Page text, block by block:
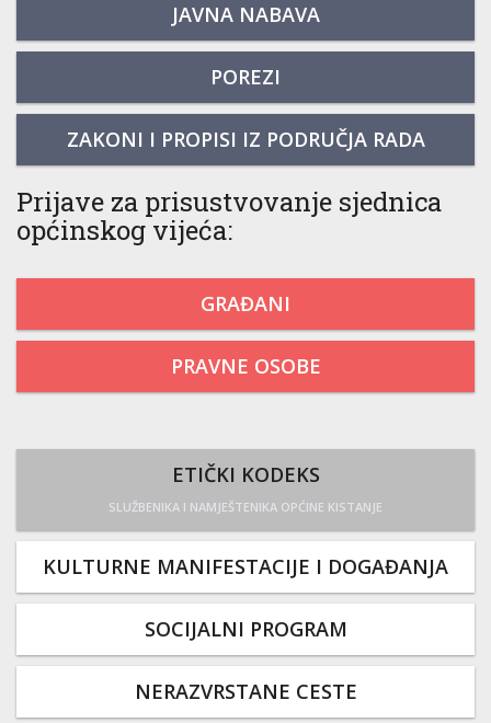
JAVNA NABAVA
POREZI
ZAKONI I PROPISI IZ PODRUČJA RADA
Prijave za prisustvovanje sjednica
općinskog vijeća:
GRAĐANI
PRAVNE OSOBE
ETIČKI KODEKS
SLUŽBENIKA I NAMJEŠTENIKA OPĆINE KISTANJE
KULTURNE MANIFESTACIJE I DOGAĐANJA
SOCIJALNI PROGRAM
NERAZVRSTANE CESTE